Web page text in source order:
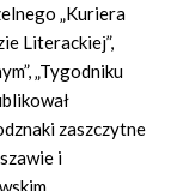
„Kuriera
Literackiej”,
„Tygodniku
zaszczytne
i